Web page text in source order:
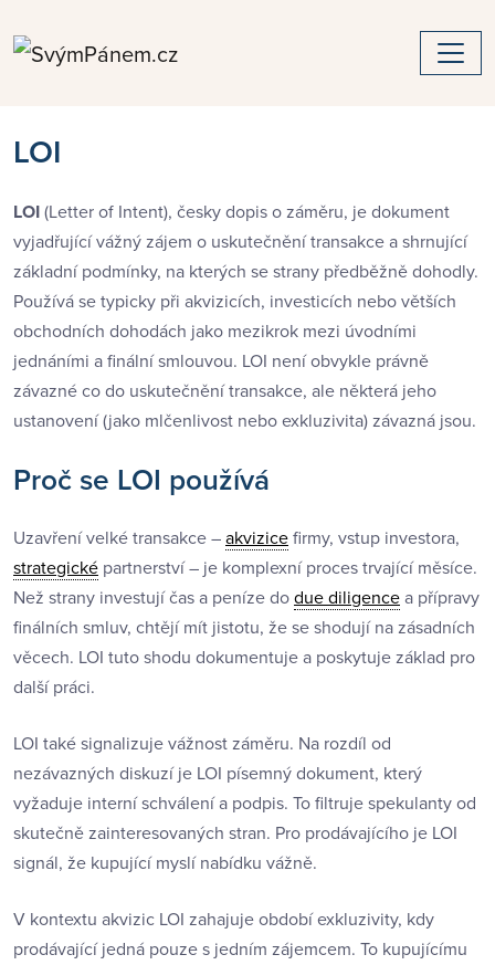
LOI
LOI(Letter of Intent), česky dopis o záměru, je dokument
vyjadřující vážný zájem o uskutečnění transakce a shrnující
základní podmínky, na kterých se strany předběžně dohodly.
Používá se typicky při akvizicích, investicích nebo větších
obchodních dohodách jako mezikrok mezi úvodními
jednáními a finální smlouvou. LOI není obvykle právně
závazné co do uskutečnění transakce, ale některá jeho
ustanovení (jako mlčenlivost nebo exkluzivita) závazná jsou.
Proč se LOI používá
Uzavření velké transakce –akvizicefirmy, vstup investora,
strategické partnerství – je komplexní proces trvající měsíce.
Než strany investují čas a peníze dodue diligencea přípravy
finálních smluv, chtějí mít jistotu, že se shodují na zásadních
věcech. LOI tuto shodu dokumentuje a poskytuje základ pro
další práci.
LOI také signalizuje vážnost záměru. Na rozdíl od
nezávazných diskuzí je LOI písemný dokument, který
vyžaduje interní schválení a podpis. To filtruje spekulanty od
skutečně zainteresovaných stran. Pro prodávajícího je LOI
signál, že kupující myslí nabídku vážně.
V kontextu akvizic LOI zahajuje období exkluzivity, kdy
prodávající jedná pouze s jedním zájemcem. To kupujícímu